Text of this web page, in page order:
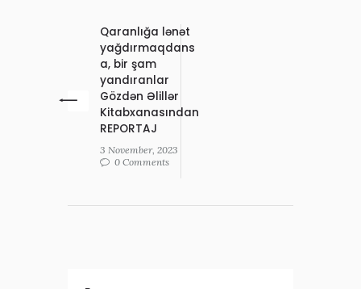
Qaranlığa lənət
yağdırmaqdans
a, bir şam
yandıranlar
Gözdən Əlillər
Kitabxanasından
REPORTAJ
3 November, 2023
0 Comments